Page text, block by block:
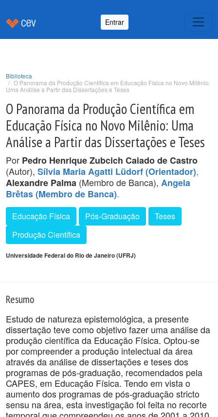
Entrar
Biblioteca
O Panorama da Produção Científica em Educação Física no Novo Milênio:
Uma Análise a Partir das Dissertações e Teses
O Panorama da Produção Científica em
Educação Física no Novo Milênio: Uma
Análise a Partir das Dissertações e Teses
Por Pedro Henrique Zubcich Caiado de Castro
(Autor), Sílvia Maria Agatti Lüdorf (Orientador),
Alexandre Palma (Membro de Banca), Angela
Brêtas (Membro de Banca).
Educação Física Pós-Graduação
Teses
Produção Científica
Universidade Federal do Rio de Janeiro (UFRJ)
Resumo
Estudo de natureza epistemológica, a presente
dissertação teve como objetivo fazer uma análise da
produção científica da Educação Física. Optou-se
por compreender a produção intelectual da área
através da análise de dissertações e teses dos
programas de pós-graduação, recomendados pela
CAPES, em Educação Física. Tendo em vista o
aumento dos programas de pós-graduação stricto
sensu na área, esta investigação foi feita no recorte